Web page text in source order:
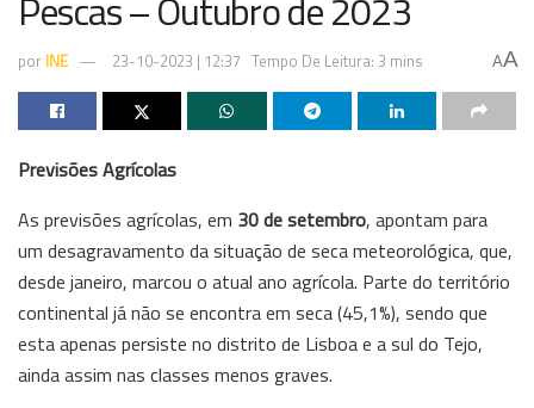
por INE 23-10-2023 | 12:37 Tempo De Leitura: 3 mins AA
Previsões Agrícolas
As previsões agrícolas, em 30 de setembro, apontam para
um desagravamento da situação de seca meteorológica, que,
desde janeiro, marcou o atual ano agrícola. Parte do território
continental já não se encontra em seca (45,1%), sendo que
esta apenas persiste no distrito de Lisboa e a sul do Tejo,
ainda assim nas classes menos graves.